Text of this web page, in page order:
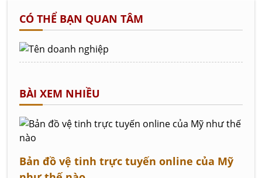
CÓ THỂ BẠN QUAN TÂM
BÀI XEM NHIỀU
Bản đồ vệ tinh trực tuyến online của Mỹ